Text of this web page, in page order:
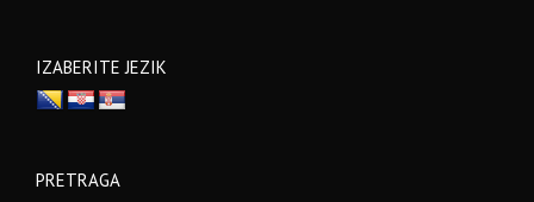
IZABERITE JEZIK
PRETRAGA